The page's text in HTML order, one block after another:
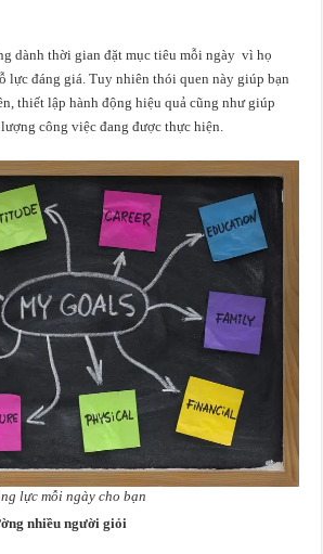
dành thời gian đặt mục tiêu mỗi ngày vì họ
lực đáng giá. Tuy nhiên thói quen này giúp bạn
thiết lập hành động hiệu quả cũng như giúp
công việc đang được thực hiện.
lực mỗi ngày cho bạn
nhiều người giỏi